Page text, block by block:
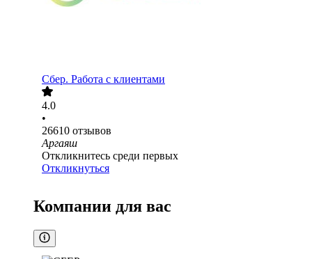
Сбер. Работа с клиентами
4.0
•
26610 отзывов
Аргаяш
Откликнитесь среди первых
Откликнуться
Компании для вас